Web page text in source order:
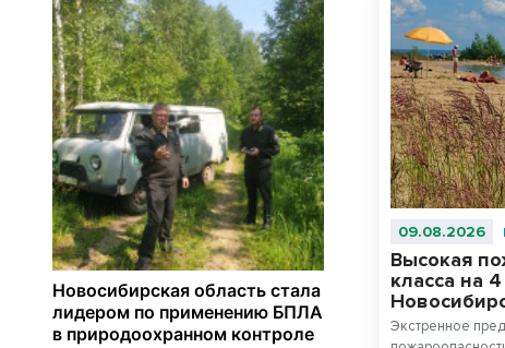
09.08.2026
Высокая
класса на
Экстренное